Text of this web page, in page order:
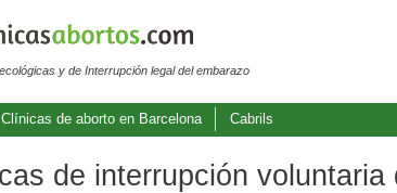
y de Interrupción legal del embarazo
Clínicas de aborto en Barcelona Cabrils
de interrupción